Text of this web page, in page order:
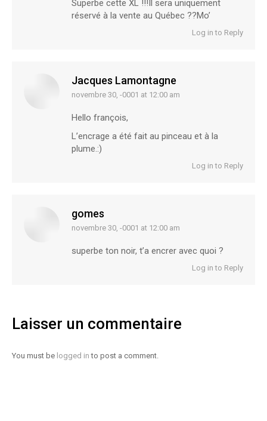
Superbe cette XL !!!Il sera uniquement
réservé à la vente au Québec ??Mo’
Log in to Reply
Jacques Lamontagne
says:
novembre 30, -0001 at 12:00 am
Hello françois,
L’encrage a été fait au pinceau et à la
plume.:)
Log in to Reply
gomes
says:
novembre 30, -0001 at 12:00 am
superbe ton noir, t’a encrer avec quoi ?
Log in to Reply
Laisser un commentaire
You must be logged in to post a comment.